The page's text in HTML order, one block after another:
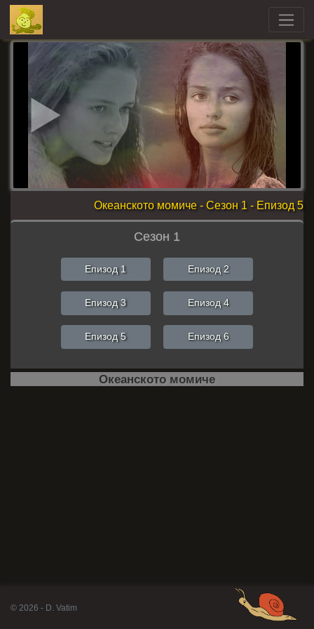
Океанското момиче - Сезон 1 - Епизод 5
Сезон 1
Епизод 1 Епизод 2
Епизод 3 Епизод 4
Епизод 5 Епизод 6
Океанското момиче
© 2026 - D. Vatim